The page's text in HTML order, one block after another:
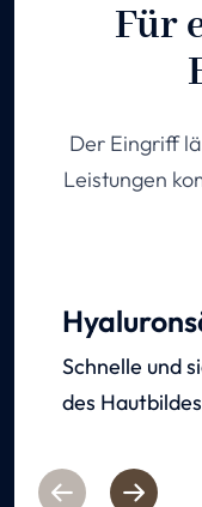
Für
Der Eingriff
Leistungen
Schnelle und
des Hautbildes
PreviousNext